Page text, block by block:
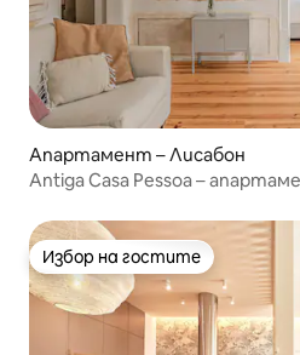
Апартамент – Лисабон
Antiga Casa Pessoa –
Избор на гостите
Избор на гостите